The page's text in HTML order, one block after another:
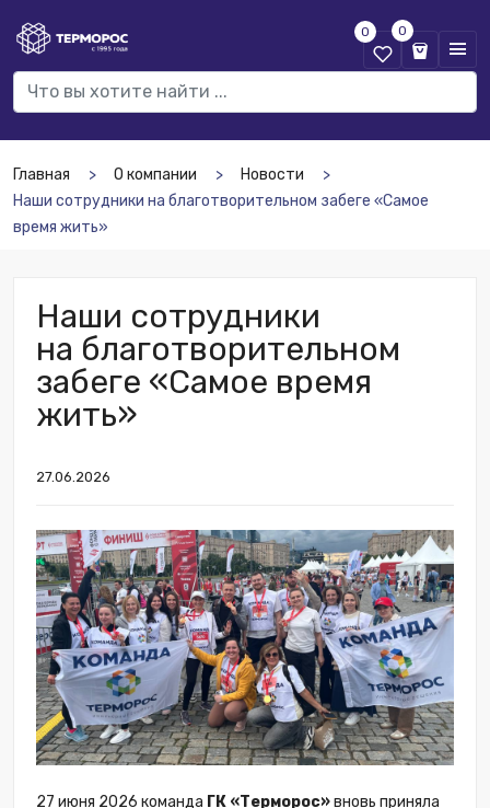
0 0
Главная О компании
Новости
Наши сотрудники на благотворительном забеге «Самое
время жить»
Наши сотрудники
на благотворительном
забеге «Самое время
жить»
27.06.2026
27 июня 2026 команда ГК «Терморос»вновь приняла